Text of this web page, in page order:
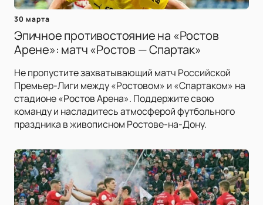
30 марта
Эпичное противостояние на «Ростов
Арене»: матч «Ростов — Спартак»
Не пропустите захватывающий матч Российской
Премьер-Лиги между «Ростовом» и «Спартаком» на
стадионе «Ростов Арена». Поддержите свою
команду и насладитесь атмосферой футбольного
праздника в живописном Ростове-на-Дону.